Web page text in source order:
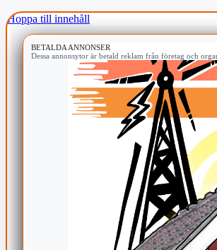
Hoppa till innehåll
BETALDA ANNONSER
Dessa annonsytor är betald reklam från företag och